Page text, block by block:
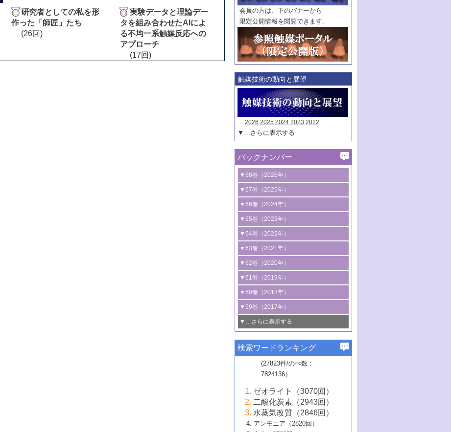
研究者としての私を形
作った「師匠」たち
(26回)
実験データと理論デー
タを組み合わせたAIによ
る不均一系触媒反応への
アプローチ
(17回)
号
触媒年鑑
年度
記事種別
マーク：
マークあり
会員の方は、下のバナーから
限定公開情報を閲覧できます。
触媒技術の動向と展望
2026 2025 2024 2023 2022
▼…さらに表示する
バックナンバー
▼68巻（2026年）
1号 過酸化水素合成に関する研究動向
2号 コンピューター技術により加速する
触媒開発
3号 有機分子変換やCO 資源化のための
光触媒に関する最近の研究
B号 第137回触媒討論会（2026年）
▼67巻（2025年）
1号 CO
水素化によるグリーン燃料/グリ
ーンケミカル製造
2号 水素製造のための水分解技術に関す
る最近の研究
3号 オレフィン系樹脂の精密合成に関す
る最新技術
4号 アルコール類の効率的変換を実現す
る非貴金属触媒の研究動向
5号 ゼオライトの合成と応用における研
究動向
6号 ヘテロ接合界面
B号 第135回触媒討論会（2025年）
▼66巻（2024年）
1号 低次元ナノ構造を有する触媒材料
2号 規制反応場を活用した固体触媒研究
の新展開
3号 未踏分子変換を目指した酸化触媒プ
ロセスの最前線
4号 シンクロトロン放射光および中性子
線を利用した触媒解析技術の最先端
5号 単原子触媒
6号 参照触媒委員会からのお知らせ
B号 第133回触媒討論会（2023年）
▼65巻（2023年）
1号 炭素が関わる触媒機能
2号 プラスチックケミカルリサイクルの
ための触媒技術
3号 非酸化物系金属化合物を基盤とした
触媒材料の開発
4号 格子酸素・格子酸素欠陥を利用した
触媒反応
5号 生体触媒によるエネルギー変換反応
6号 窒素とリンの循環のための触媒・機
能性材料
▼64巻（2022年）
1号 合成ガス製造とCOを用いるケミカル
ズ合成の最新動向
2号 化学品合成のための合金触媒開発
3号 CO の排出削減および有効活用のた
めの触媒技術
4号 若手による情報発信企画～とびたて
若き触媒の研究者たち～（1）
若き触媒の研究者たち～（2）
6号 石油のノーブル・ユースを志向した
触媒技術
大学：オンライン・対面開催）
▼63巻（2021年）
1号 金触媒の新展開
2号 ペロブスカイト
3号 特殊反応場を利用した触媒的分子変
換反応
4号 多孔質材料を用いた触媒の新展開
5号 情報学的手法を用いた触媒開発
6号 カーボンニュートラルに向けた電解
技術
B号 第127回触媒討論会（2021年・オン
ライン開催(Zoom)のみ）
▼62巻（2020年）
1号 触媒設計を拓く欠陥構造のキャラク
タリゼーション
2号 機能化学品製造に資するクリーンな
触媒的酸化反応
3号 水処理のための触媒化学
4号 光触媒を用いた水分解の最新の研究
動向
5号 次世代の触媒プロセスを支えるマイ
6号 メタン転換技術の最新動向
B号 第125回触媒討論会（2020年・工学
院大学）
▼61巻（2019年）
1号 物質移動制御に着目した触媒プロセ
ス開発
2号 CO2 フリー水素サプライチェーンに
関わる触媒開発動向
3号 精密高分子合成に関する最近の研究
動向
4号 バイオマス化成品製造のための触媒
5号 固体触媒による含窒素有機化合物変
換の最前線
6号 貴金属使用量低減に向けた自動車排
ガス浄化触媒の開発
▼60巻（2018年）
1号 固体酸触媒の最新の研究動向
2号 二酸化炭素からの有用化学品合成
3号 ナノ粒子・クラスター触媒の最前線
4号 60周年記念企画
5号 進化するゼオライト合成技術
6号 非貴金属系触媒における電気化学的
B号 第121回触媒討論会（2018年・東京
大学）
▼59巻（2017年）
1号 いたるところに，触媒
最先端技術
3号 無機分離膜材料の開発と触媒反応プ
ロセスへの適用
5号 水素のふるまいを解き明かす最先端
研究
6号 低級アルカンの有効利用のための触
▼…さらに表示する
1号 ユニークな構造の高分子を生み出す触
2号 リグニンからの化成品製造に向けた触
媒技術
3号 触媒研究の最先端～とびたて若き研究
者たち～（1）
4号 触媒研究の最先端～とびたて若き研究
▼57巻（2015年）
1号 水素キャリアにかかわる触媒技術の新
2号 石油精製用触媒の最近の進展
3号 固体酸化物形燃料電池（SOFC）におけ
るアノード触媒上での燃料直接改質技術
4号 コアシェル構造の制御による触媒機能
▼56巻（2014年）
2号 光触媒反応機構に関する最新の研究動
向
開発動向
1号 高耐久性燃料電池システム用触媒にお
ける新展開
2号 リビングラジカル重合の最近の動向
▼54巻（2012年）
1号 規則性多孔体の利用技術における最近
の進歩
▼53巻（2011年）
1号 金属学から見る合金触媒の新展開
▼52巻（2010年）
検索ワードランキング
(27823件/のべ数：
7824136）
ゼオライト（3070回）
二酸化炭素（2943回）
水蒸気改質（2846回）
アンモニア（2820回）